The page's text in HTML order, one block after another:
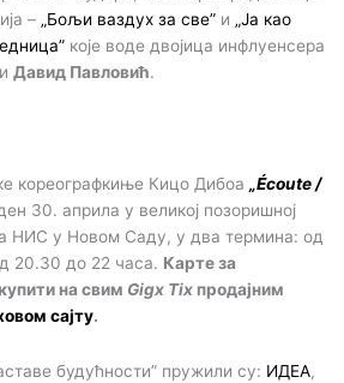
– „Бољи ваздух за све” и „Ја као
које воде двојица инфлуенсера
и Давид Павловић.
кореографкиње Кицо Дибоа „Écoute /
30. априла у великој позоришној
НИС у Новом Саду, у два термина: од
20.30 до 22 часа. Карте за
на свим Gigx Tix продајним
сајту.
будућности” пружили су: ИДЕА,